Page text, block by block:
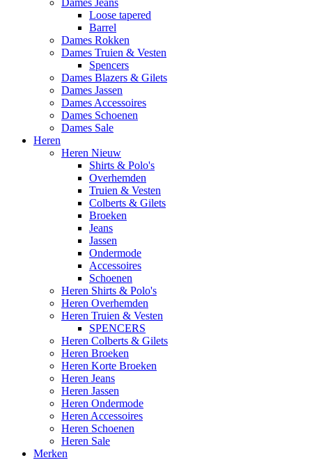
Dames Jeans
Loose tapered
Barrel
Dames Rokken
Dames Truien & Vesten
Spencers
Dames Blazers & Gilets
Dames Jassen
Dames Accessoires
Dames Schoenen
Dames Sale
Heren
Heren Nieuw
Shirts & Polo's
Overhemden
Truien & Vesten
Colberts & Gilets
Broeken
Jeans
Jassen
Ondermode
Accessoires
Schoenen
Heren Shirts & Polo's
Heren Overhemden
Heren Truien & Vesten
SPENCERS
Heren Colberts & Gilets
Heren Broeken
Heren Korte Broeken
Heren Jeans
Heren Jassen
Heren Ondermode
Heren Accessoires
Heren Schoenen
Heren Sale
Merken